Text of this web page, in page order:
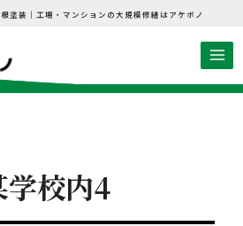
塗装｜工場・マンションの大規模修繕はアケボノ
学校内4